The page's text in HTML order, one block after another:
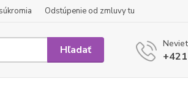
Odstúpenie od zmluvy tu
Hľadať